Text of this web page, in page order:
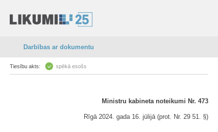
Darbības ar dokumentu
Tiesību akts: spēkā esošs
Ministru kabineta noteikumi Nr. 473
Rīgā 2024. gada 16. jūlijā (prot. Nr. 29 51. §)